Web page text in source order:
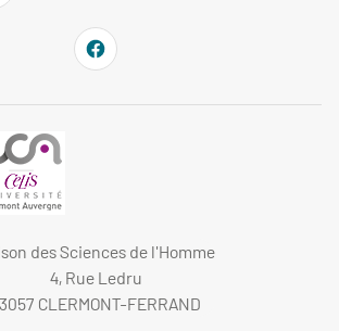
des Sciences de l'Homme
4, Rue Ledru
CLERMONT-FERRAND